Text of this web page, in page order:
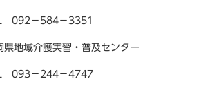
－3351
地域介護実習・普及センター
－4747